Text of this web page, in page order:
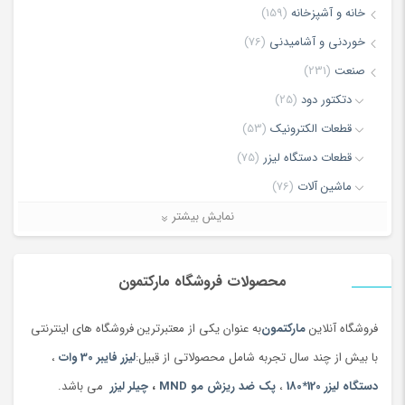
خانه و آشپزخانه (159)
خوردنی و آشامیدنی (76)
صنعت (231)
دتکتور دود (25)
قطعات الکترونیک (53)
قطعات دستگاه لیزر (75)
ماشین آلات (76)
دستگاه تمیز کننده لیزری(3)
(28)
دستگاه لیزر، تجهیزات پوست ،مو و زیبایی (11)
لیزر برش و حکاکی غیرفلزات(7)
لیزر برش و حکاکی فلزات(5)
نمایش بیشتر
محصولات فروشگاه مارکتمون
فروشگاه آنلاینمارکتمونبه عنوان یکی از معتبرترین فروشگاه های اینترنتی
با بیش از چند سال تجربه شامل محصولاتی از قبیل:لیزر فایبر 30 وات
،
دستگاه لیزر 120*180
، پک ضد ریزش مو MND ، چیلر لیزر می باشد.
دستگاه های می باشد، عدم خروجی آلودگی در هنگام برش از
دستگاه لیزریکی از پارامتر ها مهم در انتخاب دستگاه می باشد.
نام *
ایمیل*
ذخیره نام، ایمیل و وبسایت من در مرورگر برای زمانی که دوباره دیدگاهی